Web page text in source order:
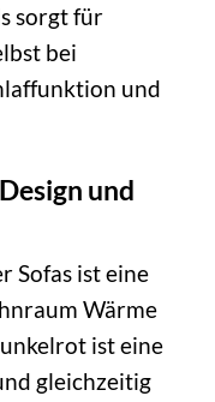
sorgt für
bei
und
und
Sofas ist eine
Wärme
ist eine
gleichzeitig